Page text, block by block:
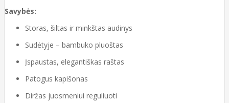
Savybės:
Storas, šiltas ir minkštas audinys
Sudėtyje – bambuko pluoštas
Įspaustas, elegantiškas raštas
Patogus kapišonas
Diržas juosmeniui reguliuoti